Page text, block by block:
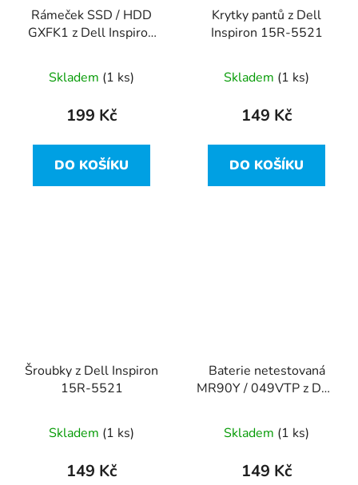
Rámeček SSD / HDD
GXFK1 z Dell Inspiron
Skladem (1 ks)
199 Kč
DO KOŠÍKU
Krytky pantů z Dell
Inspiron 15R-5521
Skladem (1 ks)
149 Kč
DO KOŠÍKU
Šroubky z Dell Inspiron
15R-5521
Skladem (1 ks)
149 Kč
Baterie netestovaná
MR90Y / 049VTP z Dell
Skladem (1 ks)
149 Kč